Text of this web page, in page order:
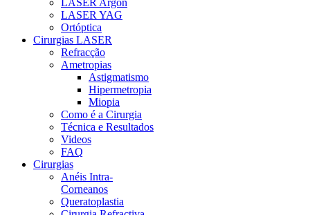
LASER Argon
LASER YAG
Ortóptica
Cirurgias LASER
Refracção
Ametropias
Astigmatismo
Hipermetropia
Miopia
Como é a Cirurgia
Técnica e Resultados
Videos
FAQ
Cirurgias
Anéis Intra-
Corneanos
Queratoplastia